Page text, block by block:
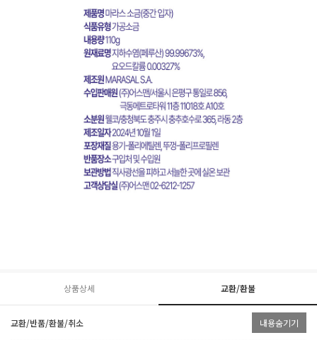
상품상세 교환/환불
교환/반품/환불/취소 내용숨기기